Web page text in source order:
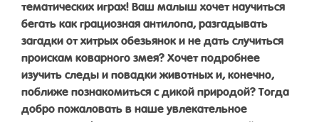
тематических играх! Ваш малыш хочет научиться
бегать как грациозная антилопа, разгадывать
загадки от хитрых обезьянок и не дать случиться
проискам коварного змея? Хочет подробнее
изучить следы и повадки животных и, конечно,
поближе познакомиться с дикой природой? Тогда
добро пожаловать в наше увлекательное